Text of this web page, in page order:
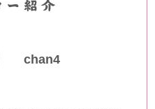
chan4